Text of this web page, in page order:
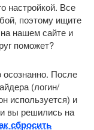
настройкой. Все
поэтому ищите
нашем сайте и
поможет?
осознанно. После
(логин/
используется) и
вы решились на
сбросить